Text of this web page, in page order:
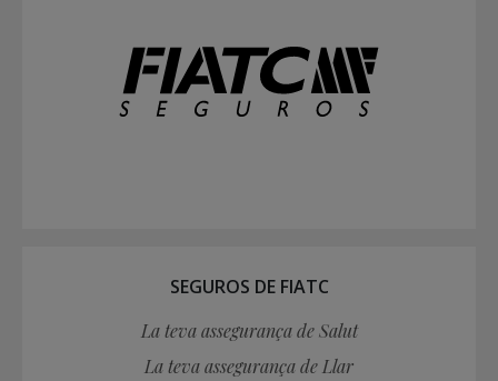
SEGUROS DE FIATC
La teva assegurança de Salut
La teva assegurança de Llar